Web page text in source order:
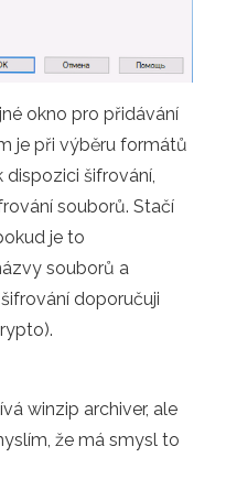
okno pro přidávání
je při výběru formátů
dispozici šifrování,
souborů. Stačí
je to
souborů a
doporučuji
winzip archiver, ale
že má smysl to